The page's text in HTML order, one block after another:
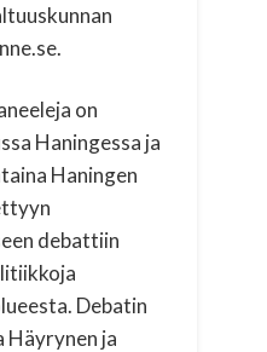
on
Haningessa ja
Haningen
debattiin
Debatin
Häyrynen ja